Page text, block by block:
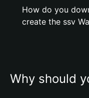
How do you
create the ssv
Why should